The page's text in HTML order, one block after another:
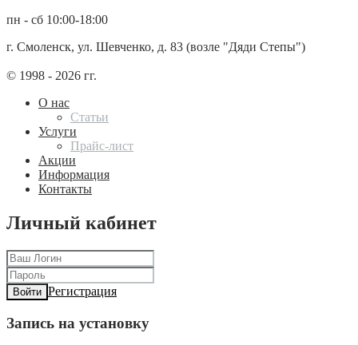
пн - сб 10:00-18:00
г. Смоленск, ул. Шевченко, д. 83 (возле "Дяди Степы")
© 1998 - 2026 гг.
О нас
Статьи
Услуги
Прайс-лист
Акции
Информация
Контакты
Личный кабинет
Войти Регистрация
Запись на установку